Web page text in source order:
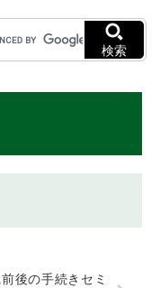
文へ
検索
後の手続きセミ